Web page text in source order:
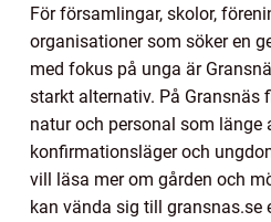
För församlingar, skolor,
organisationer som söker en
med fokus på unga är
starkt alternativ. På Gransnäs
natur och personal som länge
konfirmationsläger och
vill läsa mer om gården och
kan vända sig till gransnas.se